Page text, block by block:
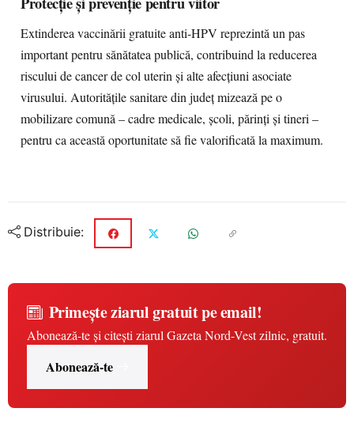
Extinderea vaccinării gratuite anti-HPV reprezintă un pas
important pentru sănătatea publică, contribuind la reducerea
riscului de cancer de col uterin și alte afecțiuni asociate
virusului. Autoritățile sanitare din județ mizează pe o
mobilizare comună – cadre medicale, școli, părinți și tineri –
pentru ca această oportunitate să fie valorificată la maximum.
Distribuie:
Primește ziarul gratuit pe email!
Abonează-te și citești ziarul Gazeta Nord-Vest zilnic, gratuit.
Abonează-te